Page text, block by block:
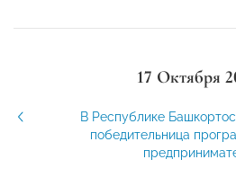
17 Октября
В Республике
победительница